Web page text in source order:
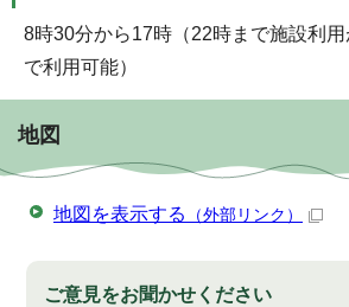
8時30分から17時（22時まで施設利用
で利用可能）
地図
地図を表示する （外部リンク）
ご意見をお聞かせください